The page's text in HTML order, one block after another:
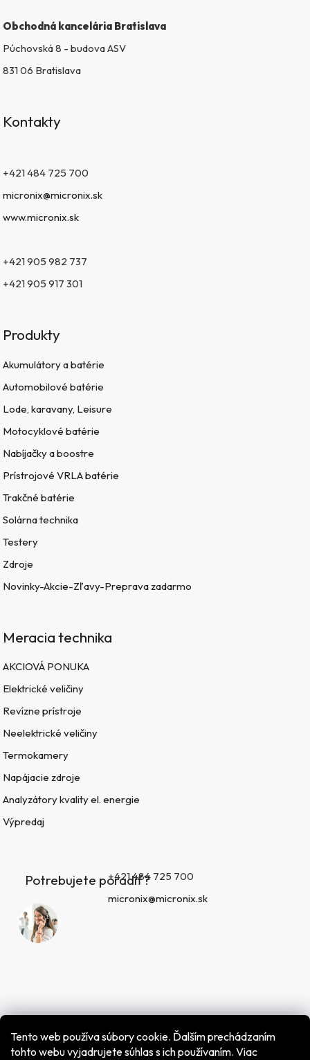
Tento web používa súbory cookie. Ďalším prechádzaním
tohto webu vyjadrujete súhlas s ich používaním. Viac
Obchodná kancelária Bratislava
Púchovská 8 - budova ASV
831 06 Bratislava
Kontakty
+421 484 725 700
micronix@micronix.sk
www.micronix.sk
+421 905 982 737
+421 905 917 301
Produkty
Akumulátory a batérie
Automobilové batérie
Lode, karavany, Leisure
Motocyklové batérie
Nabíjačky a boostre
Prístrojové VRLA batérie
Trakčné batérie
Solárna technika
Testery
Zdroje
Novinky-Akcie-Zľavy-Preprava zadarmo
Meracia technika
AKCIOVÁ PONUKA
Elektrické veličiny
Revízne prístroje
Neelektrické veličiny
Termokamery
Napájacie zdroje
Analyzátory kvality el. energie
Výpredaj
Potrebujete poradiť?+421 484 725 700
micronix@micronix.sk